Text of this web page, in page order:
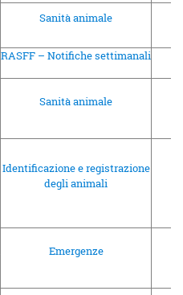
Sanità animale
RASFF – Notifiche settimanali
Sanità animale
Identificazione e registrazione
degli animali
Emergenze